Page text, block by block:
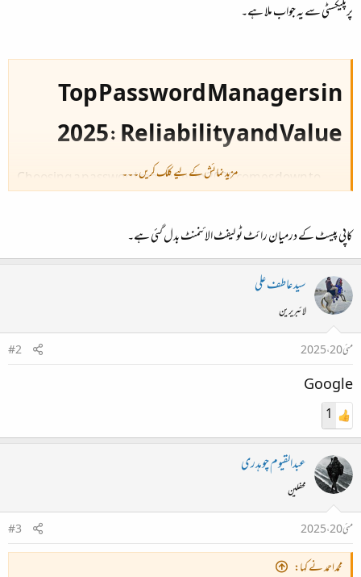
پرپلیکسٹی سے یہ جواب ملا ہے۔
Top Password Managers in
2025: Reliability and Value​
Choosing a password manager in 2025 comes down to
and paid options offer strong protection, but premium
plans typically unlock advanced features. Here’s a
breakdown of the most reliable choices, based on expert
Best Paid Password Managers
Password
Manager​
1Password
Robust
highly
by
excellent
support, AES-
مزید نمائش کے لیے کلک کریں۔۔۔
کاپی پیسٹ کے درمیان رائٹ ٹو لیفٹ الائنمنٹ بدل گئی ہے۔
سید عاطف علی
لائبریرین
مئی 20، 2025
#2
Google
1
عبدالقیوم چوہدری
محفلین
مئی 20، 2025
#3
محمداحمد نے کہا: